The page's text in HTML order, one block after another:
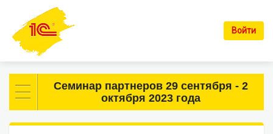
Войти
Семинар партнеров 29 сентября - 2
октября 2023 года